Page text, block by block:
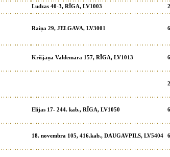
Ludzas 40-3, RĪGA, LV1003
Raiņa 29, JELGAVA, LV3001
Krišjāņa Valdemāra 157, RĪGA, LV1013
Elijas 17- 244. kab., RĪGA, LV1050
18. novembra 105, 416.kab., DAUGAVPILS, LV5404